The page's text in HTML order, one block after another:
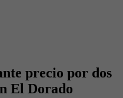
precio por dos
El Dorado